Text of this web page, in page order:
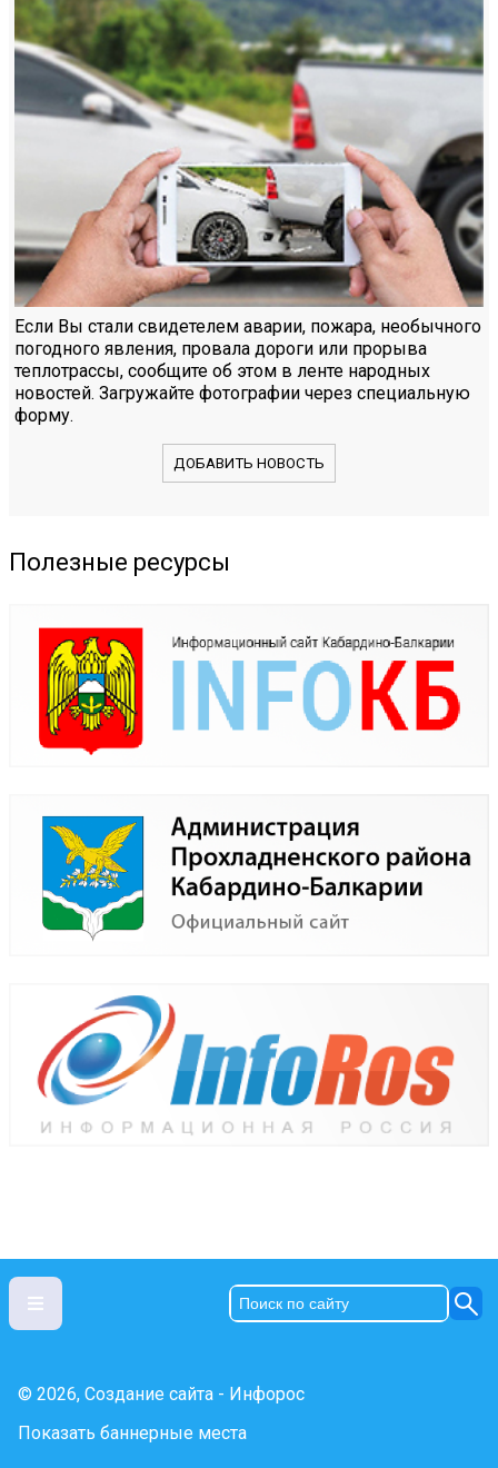
Если Вы стали свидетелем аварии, пожара, необычного
погодного явления, провала дороги или прорыва
теплотрассы, сообщите об этом в ленте народных
новостей. Загружайте фотографии через специальную
форму.
ДОБАВИТЬ НОВОСТЬ
Полезные ресурсы
© 2026, Создание сайта - Инфорос
Показать баннерные места